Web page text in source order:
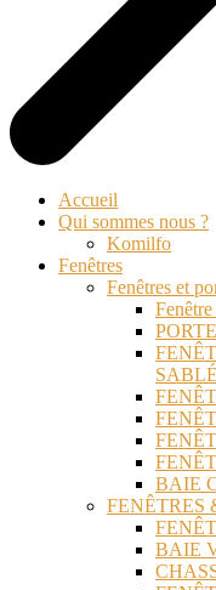
Accueil
Qui sommes nous ?
Komilfo
Fenêtres
Fenêtres et
SABLÉ
BAIE
FENÊTRES
BAIE